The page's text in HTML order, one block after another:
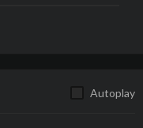
Autoplay